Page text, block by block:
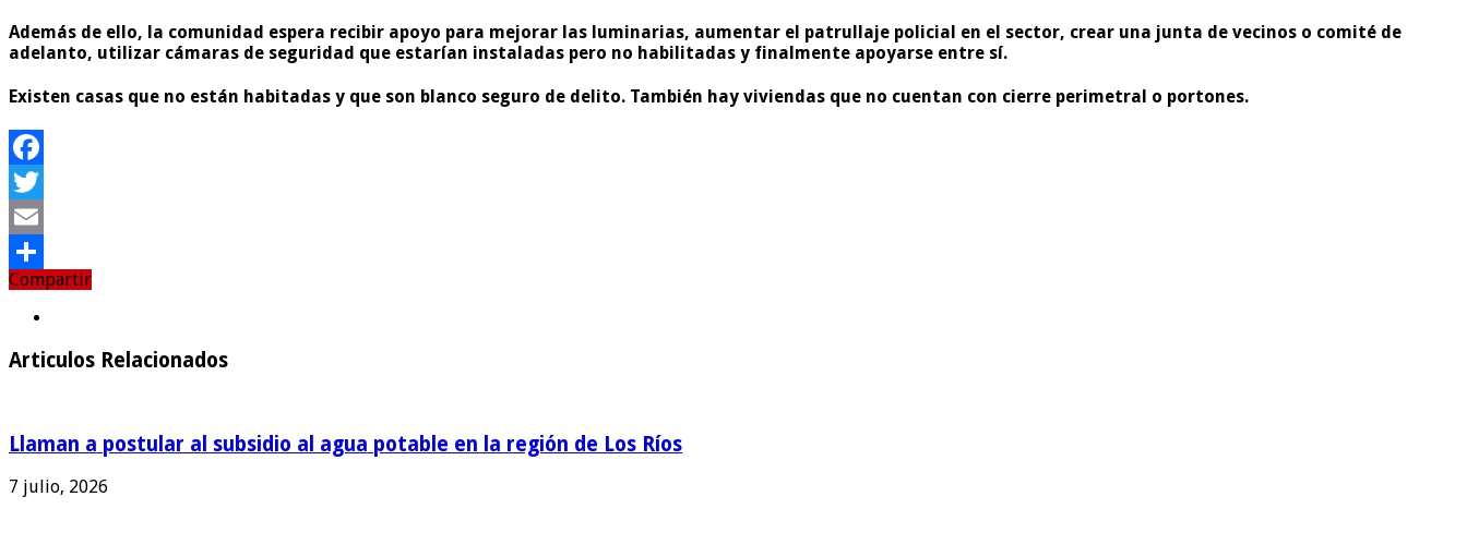
Además de ello, la comunidad espera recibir apoyo para mejorar las luminarias, aumentar el patrullaje policial en el sector, crear una junta de vecinos o comité de
adelanto, utilizar cámaras de seguridad que estarían instaladas pero no habilitadas y finalmente apoyarse entre sí.
Existen casas que no están habitadas y que son blanco seguro de delito. También hay viviendas que no cuentan con cierre perimetral o portones.
Facebook
Twitter
Email
Compartir
Compartir
Articulos Relacionados
Llaman a postular al subsidio al agua potable en la región de Los Ríos
7 julio, 2026